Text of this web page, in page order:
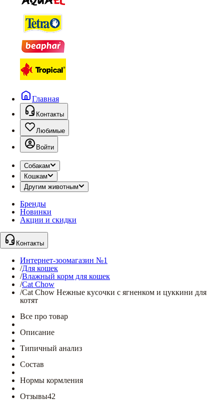
Главная
Контакты
Любимые
Войти
Собакам
Кошкам
Другим животным
Бренды
Новинки
Акции и скидки
Контакты
Интернет-зоомагазин №1
/Для кошек
/Влажный корм для кошек
/Cat Chow
/Cat Chow Нежные кусочки с ягненком и цуккини для
котят
Все про товар
Описание
Типичный анализ
Состав
Нормы кормления
Отзывы42